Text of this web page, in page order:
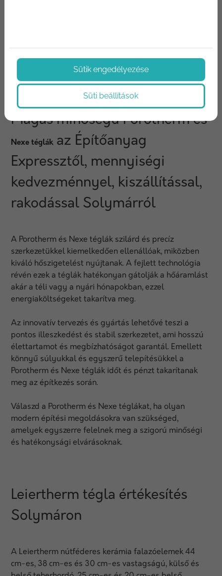
1 2 3 Utolsó oldal
Magas minőségű Porotherm és
Nexe téglák az Építőanyag
Expressztől, mennyiségi
kedvezménnyel, kiszállítással,
rakodással Solymárról
A Porotherm és Nexe téglák szilárd és precíz
szerkezetükkel kiemelkedően ellenállóak, miközben
kiváló hőszigetelést nyújtanak. A fejlett technológia
révén ezek a téglák hatékonyan gátolják a hőáramlást
akár a téli vagy a nyári hónapokban, ezzel
energiaköltségeket takarítva meg.
Az innovatív tervezés és gyártás lehetővé teszi a
pontos illeszkedést és stabil szerkezetet, ami hosszú
élettartamot és megbízhatóságot garantál. Emellett
könnyű súlyukkal és egyszerű telepítésükkel a
Porotherm és Nexe téglák időt és pénzt takarítanak
meg az építkezés során.
Válaszd a Porotherm és Nexe téglákat, ha olyan
modern építési megoldásokra van szükséged,
amelyek egyszerre felelnek meg a szigorú minőségi
és hatékonysági elvárásoknak.
Leiertherm tégla értékesítés
Solymáron
A Leiertherm nútféderes kerámia falazóelemek 44
cm-es, 38 cm-es és 30 cm-es vastagságú, külső és
Sütik engedélyezése
Süti beállítások